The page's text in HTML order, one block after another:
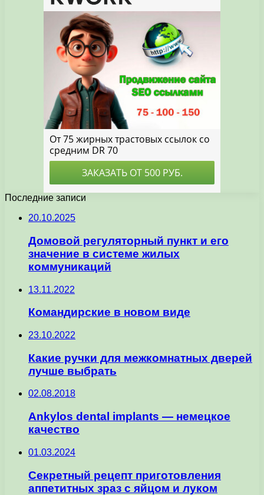
Последние записи
20.10.2025
Домовой регуляторный пункт и его
значение в системе жилых
коммуникаций
13.11.2022
Командирские в новом виде
23.10.2022
Какие ручки для межкомнатных дверей
лучше выбрать
02.08.2018
Ankylos dental implants — немецкое
качество
01.03.2024
Секретный рецепт приготовления
аппетитных зраз с яйцом и луком